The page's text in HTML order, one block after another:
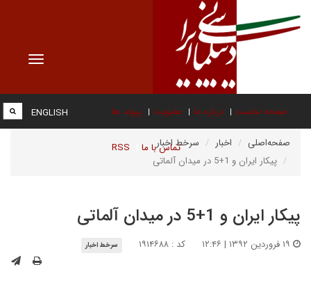
Toggle
صفحه نخست درباره ما عضویت پیوند ها
تماس با ما RSS
ENGLISH
صفحه‌اصلی اخبار
سرخط اخبار
پیکار ایران و 1+5 در میدان آلماتی
پیکار ایران و 1+5 در میدان آلماتی
کد : ۱۹۱۴۶۸۸ سرخط اخبار